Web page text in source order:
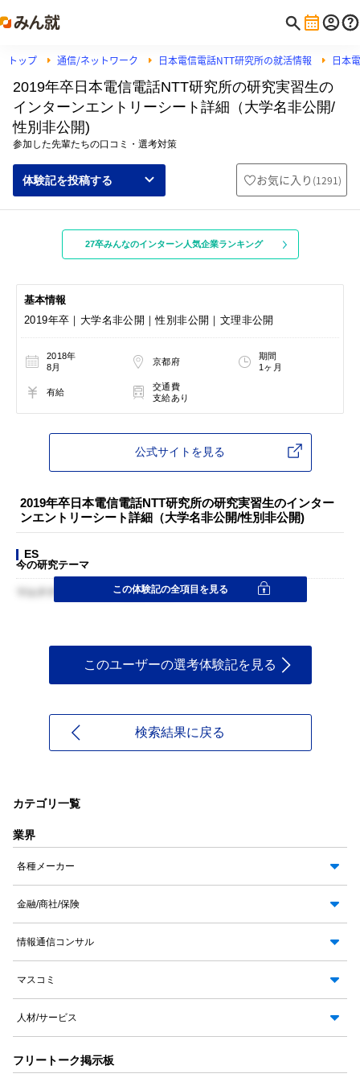
トップ 通信/ネットワーク 日本電信電話NTT研究所の就活情報 日本
2019年卒日本電信電話NTT研究所の研究実習生の
インターンエントリーシート詳細（大学名非公開/
性別非公開)
参加した先輩たちの口コミ・選考対策
体験記を投稿する お気に入り (1291)
27卒みんなのインターン人気企業ランキング
基本情報
2019年卒｜大学名非公開｜性別非公開｜文理非公開
2018年
8月
京都府
期間
1ヶ月
有給
交通費
支給あり
公式サイトを見る
2019年卒日本電信電話NTT研究所の研究実習生のインター
ンエントリーシート詳細（大学名非公開/性別非公開)
ES
今の研究テーマ
マルチチャンネル音声認識の改善
この体験記の全項目を見る
このユーザーの選考体験記を見る
検索結果に戻る
カテゴリ一覧
業界
各種メーカー
金融/商社/保険
情報通信コンサル
マスコミ
人材/サービス
フリートーク掲示板